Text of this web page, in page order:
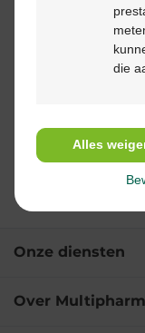
€ 18,65
0 tot 6
poeder 800gr
Onze diensten
Over
die
Alles